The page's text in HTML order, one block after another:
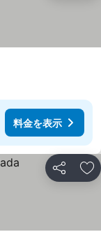
示
料金を表示
シェア お